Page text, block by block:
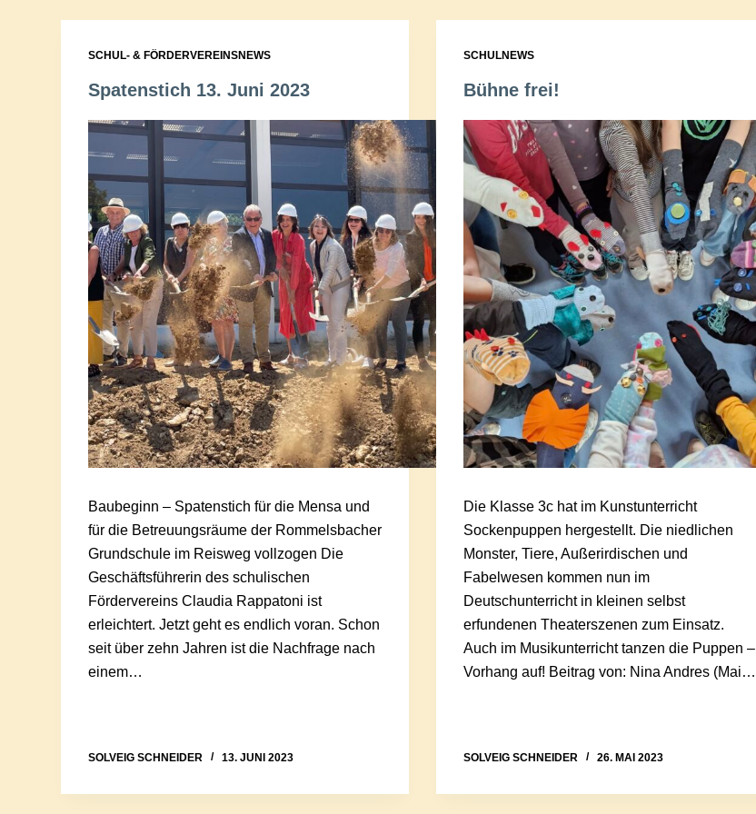
SCHUL- & FÖRDERVEREINSNEWS
Spatenstich 13. Juni 2023
Baubeginn – Spatenstich für die Mensa und
für die Betreuungsräume der Rommelsbacher
Grundschule im Reisweg vollzogen Die
Geschäftsführerin des schulischen
Fördervereins Claudia Rappatoni ist
erleichtert. Jetzt geht es endlich voran. Schon
seit über zehn Jahren ist die Nachfrage nach
einem…
SOLVEIG SCHNEIDER 13. JUNI 2023
SCHULNEWS
Bühne frei!
Die Klasse 3c hat im Kunstunterricht
Sockenpuppen hergestellt. Die niedlichen
Monster, Tiere, Außerirdischen und
Fabelwesen kommen nun im
Deutschunterricht in kleinen selbst
erfundenen Theaterszenen zum Einsatz.
Auch im Musikunterricht tanzen die Puppen –
Vorhang auf! Beitrag von: Nina Andres (Mai…
SOLVEIG SCHNEIDER 26. MAI 2023